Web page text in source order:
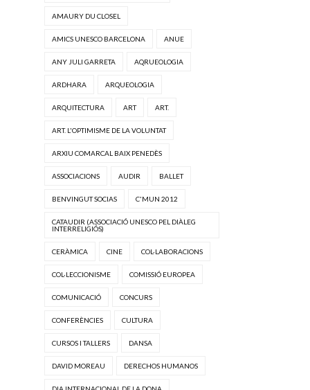
AMAURY DU CLOSEL
AMICS UNESCO BARCELONA ANUE
ANY JULI GARRETA AQRUEOLOGIA
ARDHARA ARQUEOLOGIA
ARQUITECTURA ART ART.
ART. L'OPTIMISME DE LA VOLUNTAT
ARXIU COMARCAL BAIX PENEDÈS
ASSOCIACIONS AUDIR BALLET
BENVINGUT SOCIAS C'MUN 2012
CATAUDIR (ASSOCIACIÓ UNESCO PEL DIÀLEG
INTERRELIGIÓS)
CERÀMICA CINE COL·LABORACIONS
COL·LECCIONISME COMISSIÓ EUROPEA
COMUNICACIÓ CONCURS
CONFERÈNCIES CULTURA
CURSOS I TALLERS DANSA
DAVID MOREAU DERECHOS HUMANOS
DIA INTERNACIONAL DE LA DONA